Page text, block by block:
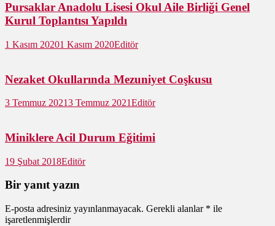
Pursaklar Anadolu Lisesi Okul Aile Birliği Genel
Kurul Toplantısı Yapıldı
1 Kasım 20201 Kasım 2020Editör
Nezaket Okullarında Mezuniyet Coşkusu
3 Temmuz 20213 Temmuz 2021Editör
Miniklere Acil Durum Eğitimi
19 Şubat 2018Editör
Bir yanıt yazın
E-posta adresiniz yayınlanmayacak. Gerekli alanlar * ile
işaretlenmişlerdir